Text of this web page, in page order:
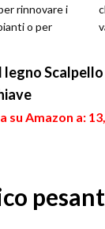
rinnovare i
o per
legno
su Amazon a: